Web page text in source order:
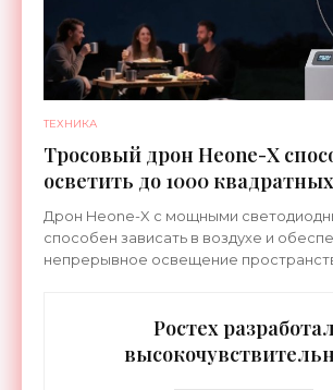
ТЕХНИКА
Тросовый дрон Heone-X
осветить до 1000
земли - «Беспилотники»
Дрон Heone-X с мощными
способен зависать в воздухе и
непрерывное освещение
Ростех разработал